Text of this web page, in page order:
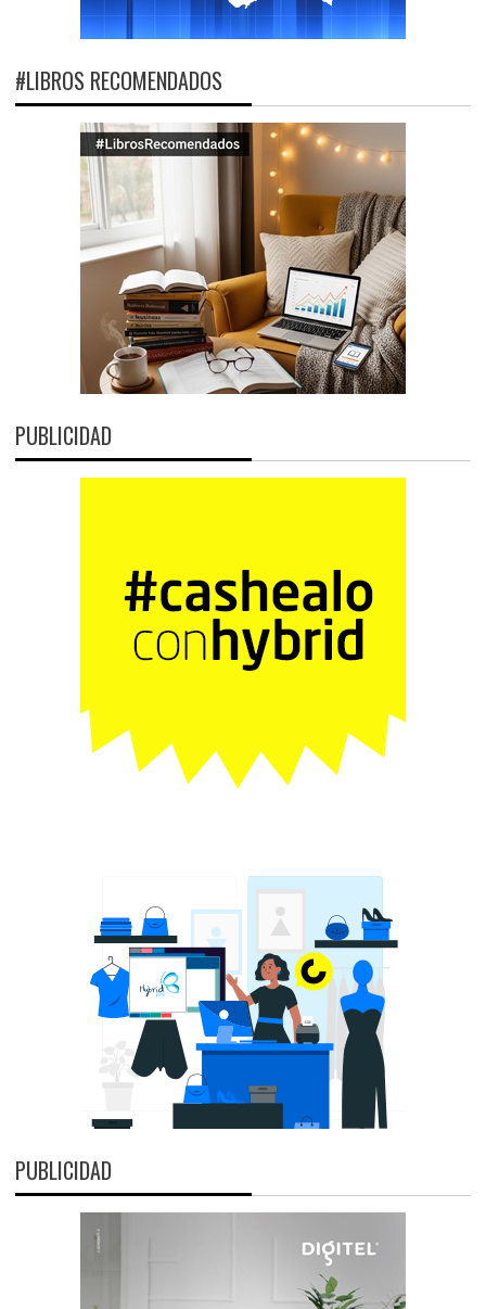
#LIBROS RECOMENDADOS
PUBLICIDAD
PUBLICIDAD